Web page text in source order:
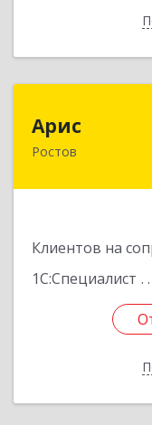
Арис
Ростов
Клиентов на
1С:Специалист